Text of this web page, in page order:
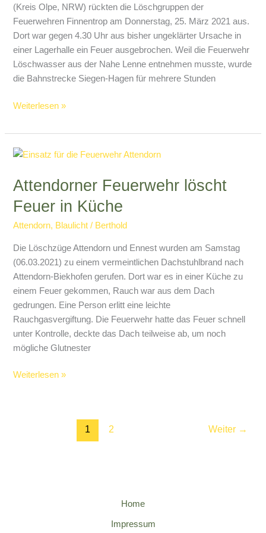
(Kreis Olpe, NRW) rückten die Löschgruppen der
Feuerwehren Finnentrop am Donnerstag, 25. März 2021 aus.
Dort war gegen 4.30 Uhr aus bisher ungeklärter Ursache in
einer Lagerhalle ein Feuer ausgebrochen. Weil die Feuerwehr
Löschwasser aus der Nahe Lenne entnehmen musste, wurde
die Bahnstrecke Siegen-Hagen für mehrere Stunden
Rönkhausen:
in
Flammen
Weiterlesen »
Attendorner Feuerwehr löscht
Feuer in Küche
Attendorn, Blaulicht / Berthold
Die Löschzüge Attendorn und Ennest wurden am Samstag
(06.03.2021) zu einem vermeintlichen Dachstuhlbrand nach
Attendorn-Biekhofen gerufen. Dort war es in einer Küche zu
einem Feuer gekommen, Rauch war aus dem Dach
gedrungen. Eine Person erlitt eine leichte
Rauchgasvergiftung. Die Feuerwehr hatte das Feuer schnell
unter Kontrolle, deckte das Dach teilweise ab, um noch
mögliche Glutnester
Attendorner
Weiterlesen »
1 2 Weiter →
Home
Impressum